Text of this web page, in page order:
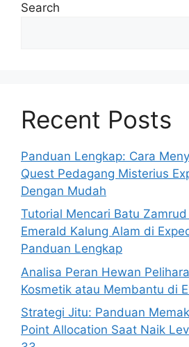
Search
Recent Posts
Panduan Lengkap: Cara
Quest Pedagang Misterius
Dengan Mudah
Tutorial Mencari Batu
Emerald Kalung Alam di
Panduan Lengkap
Analisa Peran Hewan
Kosmetik atau Membantu di
Strategi Jitu: Panduan
Point Allocation Saat Naik